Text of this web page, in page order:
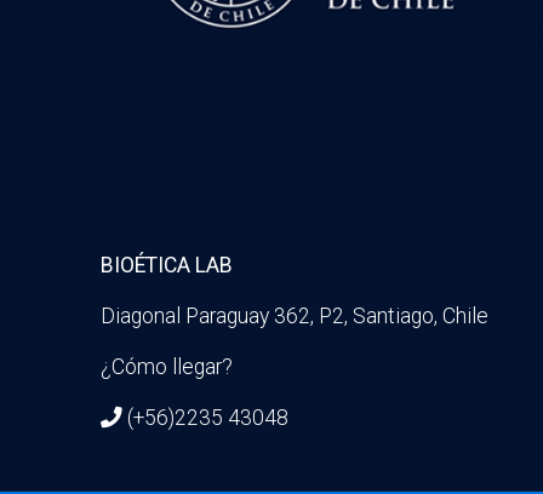
BIOÉTICA LAB
Diagonal Paraguay 362, P2, Santiago, Chile
¿Cómo llegar?
(+56)2235 43048